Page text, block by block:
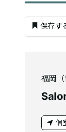
保存す
福岡
個